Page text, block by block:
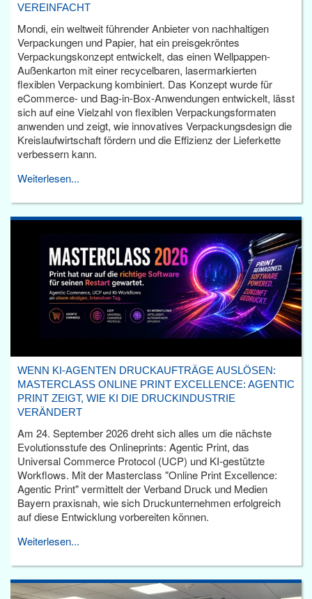
VEREINFACHT
Mondi, ein weltweit führender Anbieter von nachhaltigen
Verpackungen und Papier, hat ein preisgekröntes
Verpackungskonzept entwickelt, das einen Wellpappen-
Außenkarton mit einer recycelbaren, lasermarkierten
flexiblen Verpackung kombiniert. Das Konzept wurde für
eCommerce- und Bag-in-Box-Anwendungen entwickelt, lässt
sich auf eine Vielzahl von flexiblen Verpackungsformaten
anwenden und zeigt, wie innovatives Verpackungsdesign die
Kreislaufwirtschaft fördern und die Effizienz der Lieferkette
verbessern kann.
Weiterlesen...
WENN KI-AGENTEN DRUCKAUFTRÄGE AUSLÖSEN:
MASTERCLASS ONLINE PRINT EXCELLENCE: AGENTIC
PRINT ZEIGT, WIE KI DIE DRUCKINDUSTRIE
VERÄNDERT
Am 24. September 2026 dreht sich alles um die nächste
Evolutionsstufe des Onlineprints: Agentic Print, das
Universal Commerce Protocol (UCP) und KI-gestützte
Workflows. Mit der Masterclass "Online Print Excellence:
Agentic Print" vermittelt der Verband Druck und Medien
Bayern praxisnah, wie sich Druckunternehmen erfolgreich
auf diese Entwicklung vorbereiten können.
Weiterlesen...